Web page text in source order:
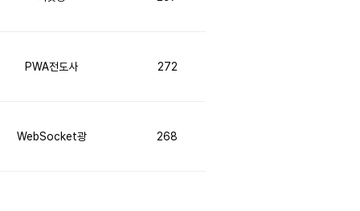
PWA전도사 272
WebSocket광 268